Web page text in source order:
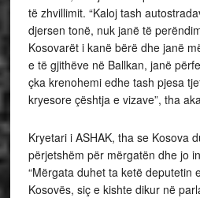
të zhvillimit. “Kaloj tash
djersen tonë, nuk janë të
Kosovarët i kanë bërë dhe janë
e të gjithëve në Ballkan, janë
çka krenohemi edhe tash pjesa
kryesore çështja e vizave”, tha
Kryetari i ASHAK, tha se Kosova
përjetshëm për mërgatën dhe jo
“Mërgata duhet ta ketë deputetin
Kosovës, siç e kishte dikur në